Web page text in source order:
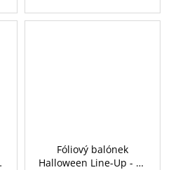
Fóliový balónek
Halloween Line-Up - 46